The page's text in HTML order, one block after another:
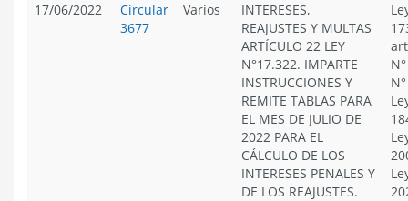
17/06/2022
Circular
3677
Varios
INTERESES,
REAJUSTES Y MULTAS
ARTÍCULO 22 LEY
N°17.322. IMPARTE
INSTRUCCIONES Y
REMITE TABLAS PARA
EL MES DE JULIO DE
2022 PARA EL
CÁLCULO DE LOS
INTERESES PENALES Y
DE LOS REAJUSTES.